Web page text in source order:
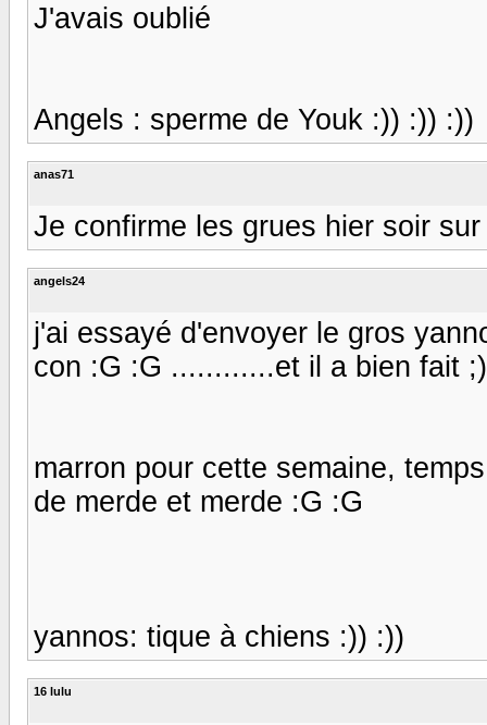
J'avais oublié
Angels : sperme de Youk :)) :)) :))
anas71
Je confirme les grues hier soir
angels24
j'ai essayé d'envoyer le gros
con :G :G ............et il a bien fait
marron pour cette semaine,
de merde et merde :G :G
yannos: tique à chiens :)) :))
16 lulu